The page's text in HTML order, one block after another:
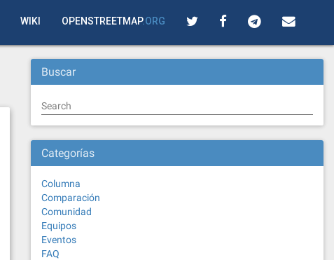
WIKI OPENSTREETMAP.ORG
Buscar
Search
Categorías
Columna
Comparación
Comunidad
Equipos
Eventos
FAQ